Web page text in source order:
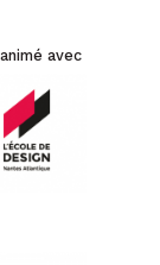
avec